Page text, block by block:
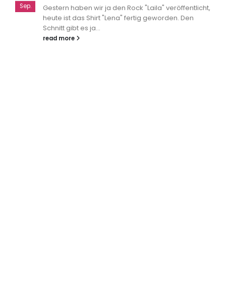
Sep.
Gestern haben wir ja den Rock "Laila" veröffentlicht,
heute ist das Shirt "Lena" fertig geworden. Den
Schnitt gibt es ja...
read more